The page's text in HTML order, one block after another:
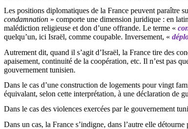
Les positions diplomatiques de la France peuvent paraître
condamnation » comporte une dimension juridique : en
malédiction religieuse et don d’une offrande. Le terme «
quelqu’un, ici Israël, comme coupable. Inversement, «
Autrement dit, quand il s’agit d’Israël, la France tire des
apaisement, continuité de la coopération, etc. Il n’est pas
gouvernement tunisien.
Dans le cas d’une construction de logements pour vingt
équivalant, selon cette interprétation, à une déclaration de
Dans le cas des violences exercées par le gouvernement
Dans un cas, la France s’indigne, dans l’autre elle